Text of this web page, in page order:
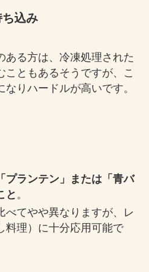
込み
ある方は、冷凍処理された
こともあるそうですが、こ
りハードルが高いです。
プランテン」または「青バ
と 。
べてやや異なりますが、レ
料理）に十分応用可能で